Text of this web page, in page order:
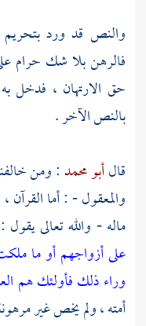
والنص قد ورد
فالرهن بلا شك حرام
حق الارتهان ، فدخل
بالنص الآخر .
قالأبو محمد: ومن
والمعقول - : أما
ماله - والله تعالى
على أزواجهم أو ما
وراء ذلك فأولئك هم
أمته ، ولم يخص غير